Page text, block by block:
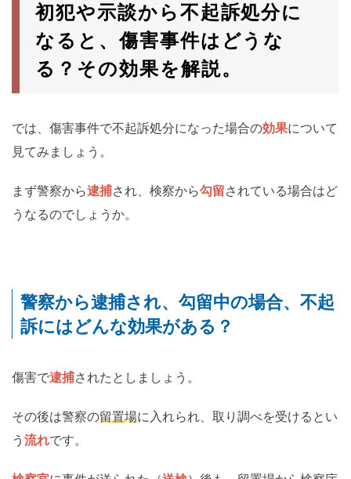
初犯や示談から不起訴処分に
なると、傷害事件はどうな
る？その効果を解説。
では、傷害事件で不起訴処分になった場合の効果について
見てみましょう。
まず警察から逮捕され、検察から勾留されている場合はど
うなるのでしょうか。
警察から逮捕され、勾留中の場合、不起
訴にはどんな効果がある？
傷害で逮捕されたとしましょう。
その後は警察の留置場に入れられ、取り調べを受けるとい
う 流れです。